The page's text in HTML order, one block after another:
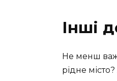
Інші
Не менш
рідне